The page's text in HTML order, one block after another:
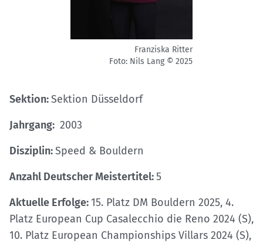
Franziska Ritter
Foto: Nils Lang © 2025
Sektion:Sektion Düsseldorf
Jahrgang: 2003
Disziplin:Speed & Bouldern
Anzahl Deutscher Meistertitel:5
Aktuelle Erfolge:15. Platz DM Bouldern 2025, 4.
Platz European Cup Casalecchio die Reno 2024 (S),
10. Platz European Championships Villars 2024 (S),